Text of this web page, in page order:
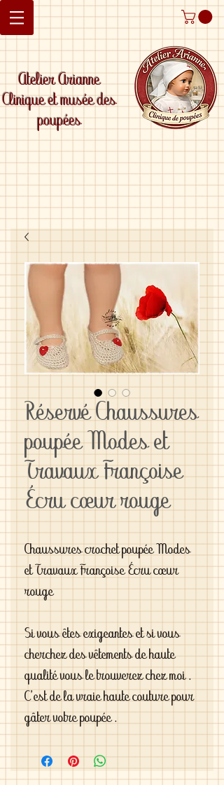
Atelier Arianne
Clinique et musée des
poupées
Réservé Chaussures
poupée Modes et
Travaux Françoise
Écru cœur rouge
Chaussures crochet poupée Modes
et Travaux Françoise Écru cœur
rouge
Si vous êtes exigeantes et si vous
cherchez des vêtements de haute
qualité vous le trouverez chez moi .
C'est de la vraie haute couture pour
gâter votre poupée .